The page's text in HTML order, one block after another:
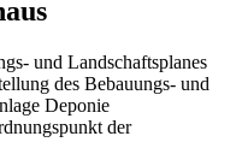
und Landschaftsplanes
des Bebauungs- und
Deponie
der